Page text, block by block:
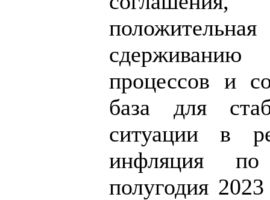
процессов и
база для
ситуации в
инфляция
полугодия